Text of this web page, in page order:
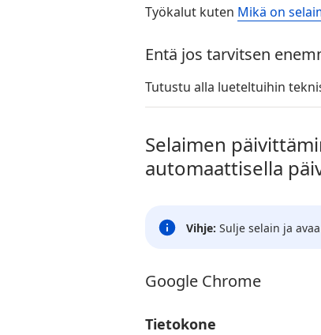
Työkalut kuten Mikä on
Entä jos tarvitsen
Tutustu alla lueteltuihin
Selaimen
automaattisella
Vihje: Sulje selain ja
Google Chrome
Tietokone